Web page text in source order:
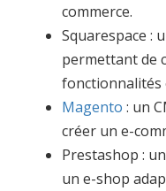
commerce.
Squarespace :
permettant de
fonctionnalités
Magento : un
créer un e-
Prestashop :
un e-shop